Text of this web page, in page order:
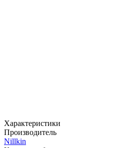
Характеристики
Производитель
Nillkin